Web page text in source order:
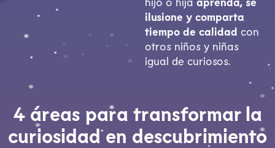
ilusione y comparta
tiempo de calidad con
otros niños y niñas
igual de curiosos.
4 áreas para transformar la
curiosidad en descubrimiento